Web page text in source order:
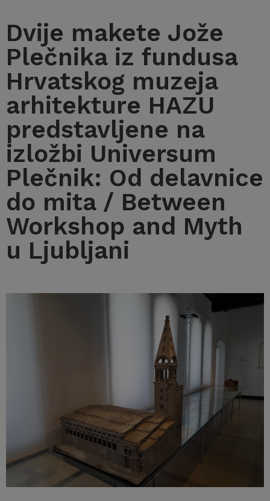
Dvije makete Jože
Plečnika iz fundusa
Hrvatskog muzeja
arhitekture HAZU
predstavljene na
izložbi Universum
Plečnik: Od delavnice
do mita / Between
Workshop and Myth
u Ljubljani